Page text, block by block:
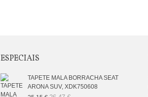
ESPECIAIS
TAPETE MALA BORRACHA SEAT
ARONA SUV, XDK750608